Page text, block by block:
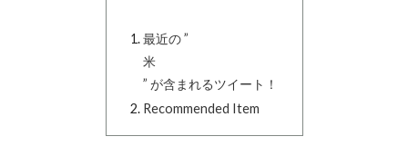
最近の ”
米
” が含まれるツイート！
Recommended Item